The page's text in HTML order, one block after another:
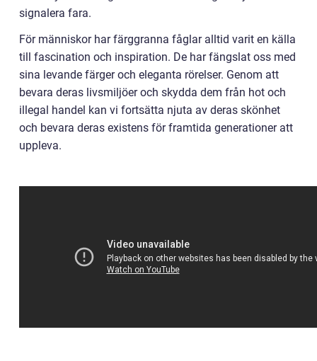
signalera fara.
För människor har färggranna fåglar alltid varit en källa
till fascination och inspiration. De har fängslat oss med
sina levande färger och eleganta rörelser. Genom att
bevara deras livsmiljöer och skydda dem från hot och
illegal handel kan vi fortsätta njuta av deras skönhet
och bevara deras existens för framtida generationer att
uppleva.